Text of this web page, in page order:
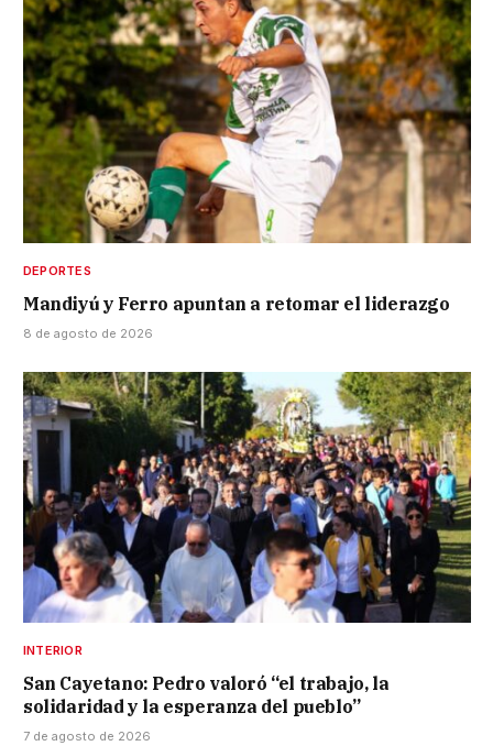
DEPORTES
Mandiyú y Ferro apuntan a retomar el liderazgo
8 de agosto de 2026
INTERIOR
San Cayetano: Pedro valoró “el trabajo, la
solidaridad y la esperanza del pueblo”
7 de agosto de 2026